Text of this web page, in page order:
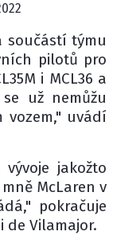
součástí týmu
pilotů pro
i MCL36 a
už nemůžu
uvádí
jakožto
McLaren v
pokračuje
de Vilamajor.